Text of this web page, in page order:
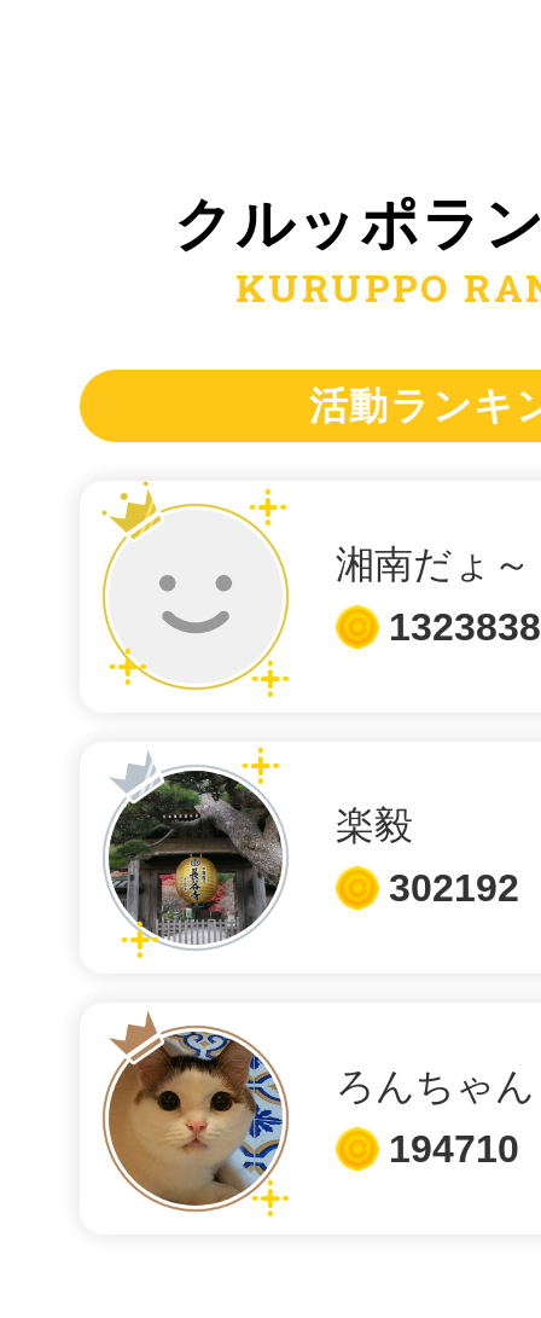
朝食屋COBAKABAにチェック
湘南だょ～
御成商店街盛り上げ隊で御成
しました
dragon
ファミリーマート鎌倉駅西口
した
久宝丸ポチ
湘南モノレールで【片瀬山駅
につながるモノレールに乗っ
クルッポラ
KURUPPO
活動ランキ
湘南だょ～
1323838
楽毅
302192
ろんちゃん
194710